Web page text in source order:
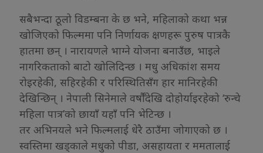
सबैभन्दा ठूलो विडम्बना के छ भने, महिलाको कथा भन्न
खोजिएको फिल्ममा पनि निर्णायक क्षणहरू पुरुष पात्रकै
हातमा छन् । नारायणले भाग्ने योजना बनाउँछ, भाइले
नागरिकताको बाटो खोलिदिन्छ । मधु अधिकांश समय
रोइरहेकी, सहिरहेकी र परिस्थितिसँग हार मानिरहेकी
देखिन्छिन् । नेपाली सिनेमाले वर्षौँदेखि दोहोर्याइरहेको ‘रुन्चे
महिला पात्र’को छायाँ यहाँ पनि भेटिन्छ ।
तर अभिनयले भने फिल्मलाई धेरै ठाउँमा जोगाएको छ ।
स्वस्तिमा खड्काले मधुको पीडा, असहायता र ममतालाई